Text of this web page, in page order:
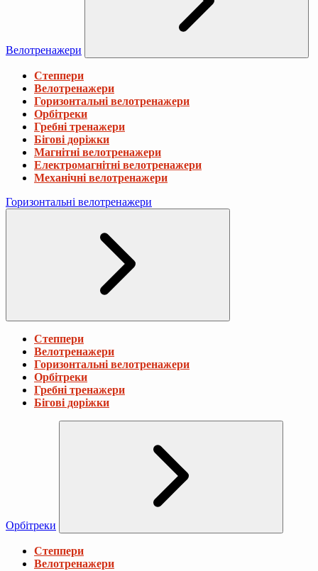
Велотренажери
Степпери
Велотренажери
Горизонтальні велотренажери
Орбітреки
Гребні тренажери
Бігові доріжки
Магнітні велотренажери
Електромагнітні велотренажери
Механічні велотренажери
Горизонтальні велотренажери
Степпери
Велотренажери
Горизонтальні велотренажери
Орбітреки
Гребні тренажери
Бігові доріжки
Орбітреки
Степпери
Велотренажери